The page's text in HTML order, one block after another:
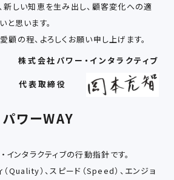
新しい知恵を⽣み出し、顧客変化への適
思います。
の程、よろしくお願い申し上げます。
株式会社パワー・インタラクティブ
代表取締役
パワーWAY
インタラクティブの行動指針です。
Quality）、スピード（Speed）、エンジョ